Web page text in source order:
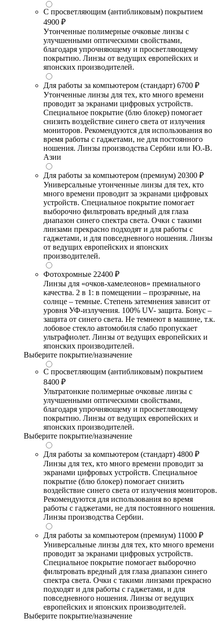
С просветляющим (антибликовым) покрытием
4900 ₽
Утонченные полимерные очковые линзы с
улучшенными оптическими свойствами,
благодаря упрочняющему и просветляющему
покрытию. Линзы от ведущих европейских и
японских производителей.
Для работы за компьютером (стандарт) 6700 ₽
Утонченные линзы для тех, кто много времени
проводит за экранами цифровых устройств.
Специальное покрытие (блю блокер) помогает
снизить воздействие синего света от излучения
мониторов. Рекомендуются для использования во
время работы с гаджетами, не для постоянного
ношения. Линзы производства Сербии или Ю.-В.
Азии
Для работы за компьютером (премиум) 20300 ₽
Универсальные утонченные линзы для тех, кто
много времени проводит за экранами цифровых
устройств. Специальное покрытие помогает
выборочно фильтровать вредный для глаза
диапазон синего спектра света. Очки с такими
линзами прекрасно подходят и для работы с
гаджетами, и для повседневного ношения. Линзы
от ведущих европейских и японских
производителей.
Фотохромные 22400 ₽
Линзы для «очков-хамелеонов» премиального
качества. 2 в 1: в помещении – прозрачные, на
солнце – темные. Степень затемнения зависит от
уровня УФ-излучения. 100% UV- защита. Бонус –
защита от синего света. Не темнеют в машине, т.к.
лобовое стекло автомобиля слабо пропускает
ультрафиолет. Линзы от ведущих европейских и
японских производителей.
Выберите покрытие/назначение
С просветляющим (антибликовым) покрытием
8400 ₽
Ультратонкие полимерные очковые линзы с
улучшенными оптическими свойствами,
благодаря упрочняющему и просветляющему
покрытию. Линзы от ведущих европейских и
японских производителей.
Выберите покрытие/назначение
Для работы за компьютером (стандарт) 4800 ₽
Линзы для тех, кто много времени проводит за
экранами цифровых устройств. Специальное
покрытие (блю блокер) помогает снизить
воздействие синего света от излучения мониторов.
Рекомендуются для использования во время
работы с гаджетами, не для постоянного ношения.
Линзы производства Сербии.
Для работы за компьютером (премиум) 11000 ₽
Универсальные линзы для тех, кто много времени
проводит за экранами цифровых устройств.
Специальное покрытие помогает выборочно
фильтровать вредный для глаза диапазон синего
спектра света. Очки с такими линзами прекрасно
подходят и для работы с гаджетами, и для
повседневного ношения. Линзы от ведущих
европейских и японских производителей.
Выберите покрытие/назначение